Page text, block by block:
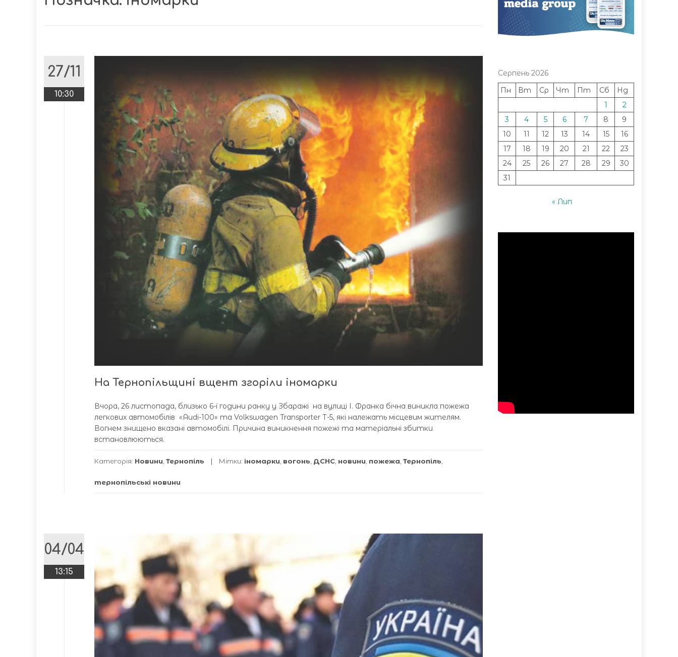
27/11
10:30
На Тернопільщині вщент згоріли іномарки
Вчора, 26 листопада, близько 6-ї години ранку у Збаражі на вулиці І. Франка бічна виникла пожежа
легкових автомобілів «Audi-100» та Volkswagen Transporter Т-5, які належать місцевим жителям.
Вогнем знищено вказані автомобілі. Причина виникнення пожежі та матеріальні збитки
встановлюються.
Категорія: Новини, Тернопіль Мітки: іномарки, вогонь, ДСНС, новини, пожежа, Тернопіль,
тернопільські новини
04/04
13:15
Серпень 2026
Пн
Вт Ср Чт Пт Сб
Нд
1
2
3
4 5 6 7 8
9
10
11 12 13 14 15
16
17
18 19 20 21 22
23
24
25 26 27 28 29
30
31
« Лип